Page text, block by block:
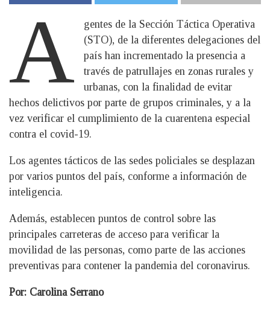
A
gentes de la Sección Táctica Operativa
(STO), de la diferentes delegaciones del
país han incrementado la presencia a
través de patrullajes en zonas rurales y
urbanas, con la finalidad de evitar
hechos delictivos por parte de grupos criminales, y a la
vez verificar el cumplimiento de la cuarentena especial
contra el covid-19.
Los agentes tácticos de las sedes policiales se desplazan
por varios puntos del país, conforme a información de
inteligencia.
Además, establecen puntos de control sobre las
principales carreteras de acceso para verificar la
movilidad de las personas, como parte de las acciones
preventivas para contener la pandemia del coronavirus.
Por: Carolina Serrano